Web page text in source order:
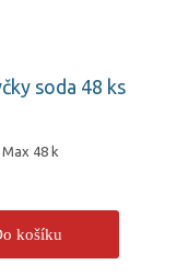
soda 48 ks
48 k
košíku